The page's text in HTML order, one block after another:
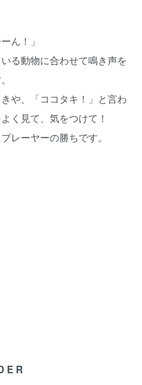
ん！」
る動物に合わせて鳴き声を
や、「ココタキ！」と言わ
く見て、気をつけて！
レーヤーの勝ちです。